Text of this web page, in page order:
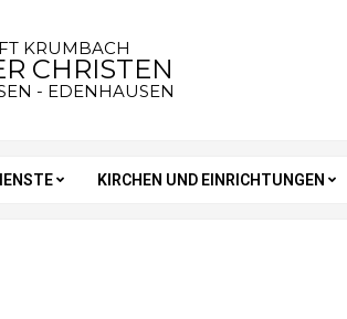
KRUMBACH
CHRISTEN
- EDENHAUSEN
KIRCHEN UND EINRICHTUNGEN